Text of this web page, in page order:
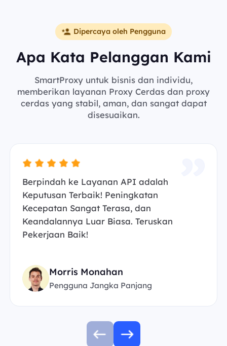
Dipercaya oleh Pengguna
Apa Kata Pelanggan Kami
SmartProxy untuk bisnis dan individu,
memberikan layanan Proxy Cerdas dan proxy
cerdas yang stabil, aman, dan sangat dapat
disesuaikan.
Berpindah ke Layanan API adalah
Keputusan Terbaik! Peningkatan
Kecepatan Sangat Terasa, dan
Keandalannya Luar Biasa. Teruskan
Pekerjaan Baik!
Morris Monahan
Pengguna Jangka Panjang